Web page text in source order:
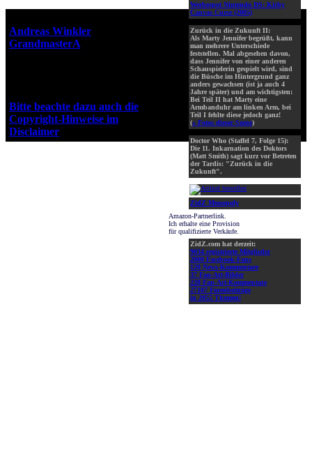
Werbespot Nintendo DS: Kirby
Canvas Curse (2005)
Zurück in die Zukunft II:
Als Marty Jennifer begrüßt, kann
man mehrere Unterschiede
feststellen. Mal abgesehen davon,
dass Jennifer von einer anderen
Schauspielerin gespielt wird, sind
die Büsche im Hintergrund ganz
anders gewachsen (ist ja auch 4
Jahre später) und am wichtigsten:
Bei Teil II hat Marty eine
Armbanduhr am linken Arm, bei
Teil I fehlte diese jedoch ganz!
(» Fotos dieser Szene)
Doctor Who (Staffel 7, Folge 15):
Die 11. Inkarnation des Doktors
(Matt Smith) sagt kurz vor Betreten
der Tardis: "Zurück in die
Zukunft".
ZidZ Monopoly
Amazon-Partnerlink.
Ich erhalte eine Provision
für qualifizierte Verkäufe.
ZidZ.com hat derzeit:
9034 registrierte Mitglieder
2000 Facebook-Fans
120 News-Kommentare
37 Fan-Art-Bilder
220 Fan-Art-Kommentare
27107 Forenbeiträge
in 2055 Themen!
Andreas Winkler
GrandmasterA
Bitte beachte dazu auch die
Copyright-Hinweise im
Disclaimer